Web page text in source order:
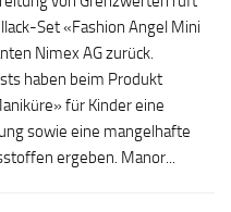
Set «Fashion Angel Mini
Nimex AG zurück.
haben beim Produkt
für Kinder eine
sowie eine mangelhafte
ergeben. Manor...